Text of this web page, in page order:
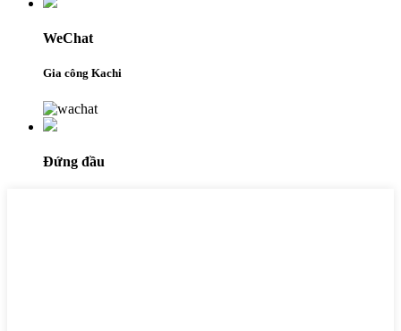
WeChat
Gia công Kachi
Đứng đầu